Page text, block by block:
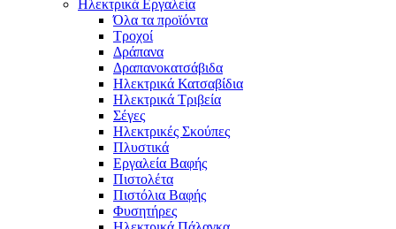
Ηλεκτρικά Εργαλεία
Όλα τα προϊόντα
Τροχοί
Δράπανα
Δραπανοκατσάβιδα
Ηλεκτρικά Κατσαβίδια
Ηλεκτρικά Τριβεία
Σέγες
Ηλεκτρικές Σκούπες
Πλυστικά
Εργαλεία Βαφής
Πιστολέτα
Πιστόλια Βαφής
Φυσητήρες